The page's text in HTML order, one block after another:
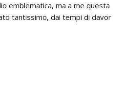
emblematica, ma a me questa
tantissimo, dai tempi di davor